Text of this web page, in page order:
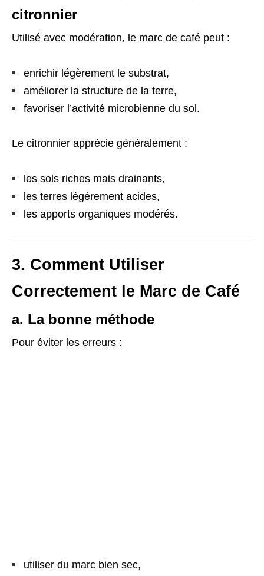
citronnier
Utilisé avec modération, le marc de café peut :
enrichir légèrement le substrat,
améliorer la structure de la terre,
favoriser l’activité microbienne du sol.
Le citronnier apprécie généralement :
les sols riches mais drainants,
les terres légèrement acides,
les apports organiques modérés.
3. Comment Utiliser
Correctement le Marc de Café
a. La bonne méthode
Pour éviter les erreurs :
utiliser du marc bien sec,